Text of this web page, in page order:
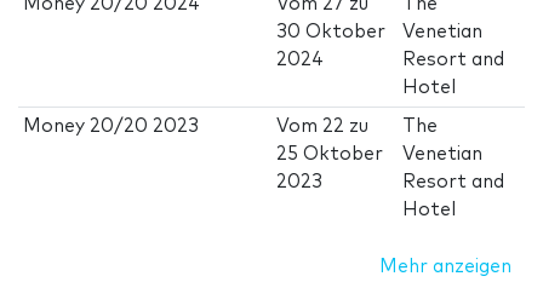
Money 20/20 2024 Vom 27 zu
30 Oktober
2024
The
Venetian
Resort and
Hotel
Money 20/20 2023 Vom 22 zu
25 Oktober
2023
The
Venetian
Resort and
Hotel
Mehr anzeigen